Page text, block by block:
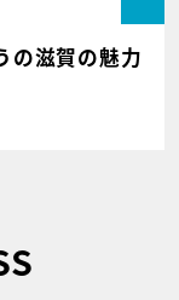
の滋賀の魅力